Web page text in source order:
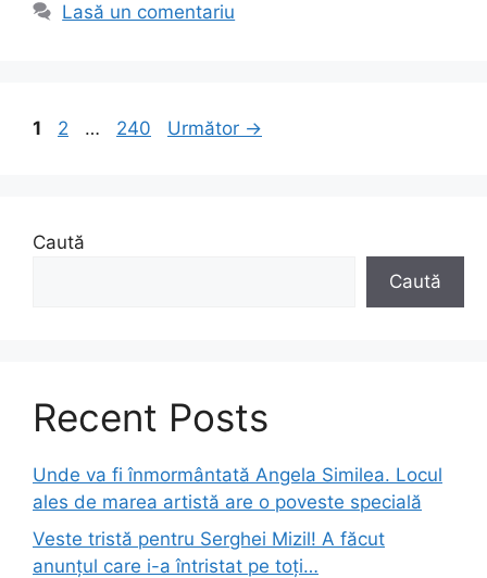
Lasă un comentariu
Pagina
1 Pagina
2 … Pagina
240 Următor →
Caută
Caută
Recent Posts
Unde va fi înmormântată Angela Similea. Locul
ales de marea artistă are o poveste specială
Veste tristă pentru Serghei Mizil! A făcut
anunțul care i-a întristat pe toți…